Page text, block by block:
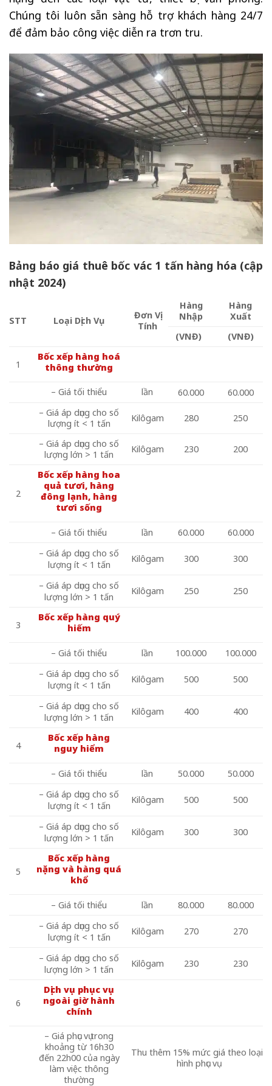
Chúng tôi luôn sẵn sàng hỗ trợ khách hàng 24/7
để đảm bảo công việc diễn ra trơn tru.
Bảng báo giá thuê bốc vác 1 tấn hàng hóa (cập
nhật 2024)
STT Loại Dịch Vụ
Đơn Vị
Tính
Hàng
Nhập
Hàng
Xuất
(VNĐ)
(VNĐ)
1
Bốc xếp hàng hoá
thông thường
– Giá tối thiểu lần 60.000
60.000
– Giá áp dụng cho số
lượng ít < 1 tấn
Kilôgam 280 250
– Giá áp dụng cho số
lượng lớn > 1 tấn
Kilôgam 230 200
2
Bốc xếp hàng hoa
quả tươi, hàng
đông lạnh, hàng
tươi sống
– Giá tối thiểu lần 60.000
60.000
– Giá áp dụng cho số
lượng ít < 1 tấn
Kilôgam 300 300
– Giá áp dụng cho số
lượng lớn > 1 tấn
Kilôgam 250 250
3
Bốc xếp hàng quý
hiếm
– Giá tối thiểu lần 100.000
100.000
– Giá áp dụng cho số
lượng ít < 1 tấn
Kilôgam 500 500
– Giá áp dụng cho số
lượng lớn > 1 tấn
Kilôgam 400 400
4
Bốc xếp hàng
nguy hiểm
– Giá tối thiểu lần 50.000
50.000
– Giá áp dụng cho số
lượng ít < 1 tấn
Kilôgam 500 500
– Giá áp dụng cho số
lượng lớn > 1 tấn
Kilôgam 300 300
5
Bốc xếp hàng
nặng và hàng quá
khổ
– Giá tối thiểu lần 80.000
80.000
– Giá áp dụng cho số
lượng ít < 1 tấn
Kilôgam 270 270
– Giá áp dụng cho số
lượng lớn > 1 tấn
Kilôgam 230 230
6
Dịch vụ phục vụ
ngoài giờ hành
chính
– Giá phục vụ trong
khoảng từ 16h30
đến 22h00 của ngày
làm việc thông
thường
Thu thêm 15% mức giá theo loại
hình phục vụ